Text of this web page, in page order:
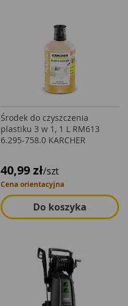
Środek do czyszczenia
plastiku 3 w 1, 1 L RM613
6.295-758.0 KARCHER
40,99 zł/szt
Cena orientacyjna
Do koszyka